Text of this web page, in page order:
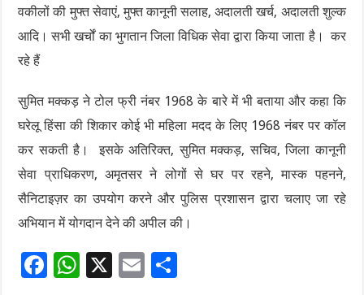
वकीलों की मुफ्त सेवाएं, मुफ्त कानूनी सलाह, अदालती खर्च, अदालती शुल्क
आदि। सभी खर्चों का भुगतान जिला विधिक सेवा द्वारा किया जाता है। कर
रहे हैं
सुमित मक्कड़ ने टोल फ्री नंबर 1968 के बारे में भी बताया और कहा कि
घरेलू हिंसा की शिकार कोई भी महिला मदद के लिए 1968 नंबर पर कॉल
कर सकती है। इसके अतिरिक्त, सुमित मक्कड़, सचिव, जिला कानूनी
सेवा प्राधिकरण, अमृतसर ने लोगों से घर पर रहने, मास्क पहनने,
सैनिटाइज़र का उपयोग करने और पुलिस प्रशासन द्वारा चलाए जा रहे
अभियान में योगदान देने की अपील की।
F
W X
E